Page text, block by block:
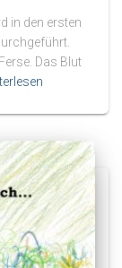
in den ersten
Das Blut